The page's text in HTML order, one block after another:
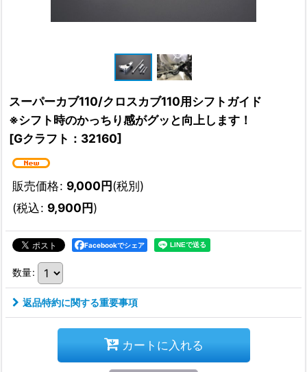
スーパーカブ110/クロスカブ110用シフトガイド
※シフト時のかっちり感がグッと向上します！
[Gクラフト：32160]
販売価格: 9,000円(税別)
(税込: 9,900円)
Facebookでシェア
数量:
返品特約に関する重要事項
カートに入れる